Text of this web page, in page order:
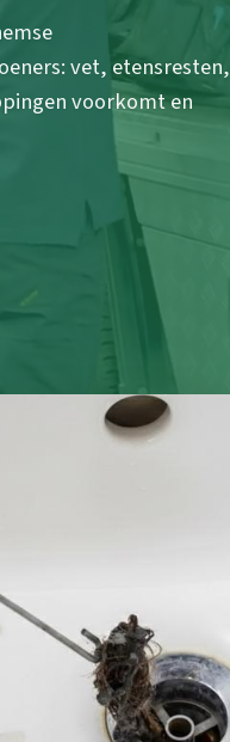
vet, etensresten,
voorkomt en